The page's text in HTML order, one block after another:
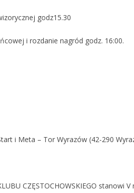
godz15.30
i rozdanie nagród godz. 16:00.
i Meta – Tor Wyrazów (42-290
CZĘSTOCHOWSKIEGO stanowi